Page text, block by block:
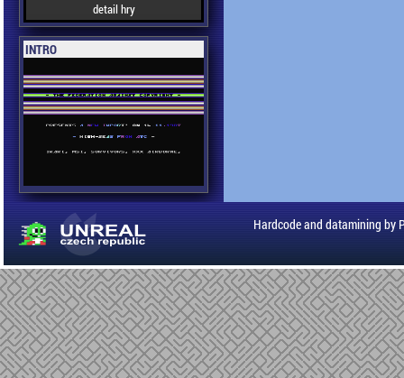
detail hry
INTRO
Hardcode and datamining by